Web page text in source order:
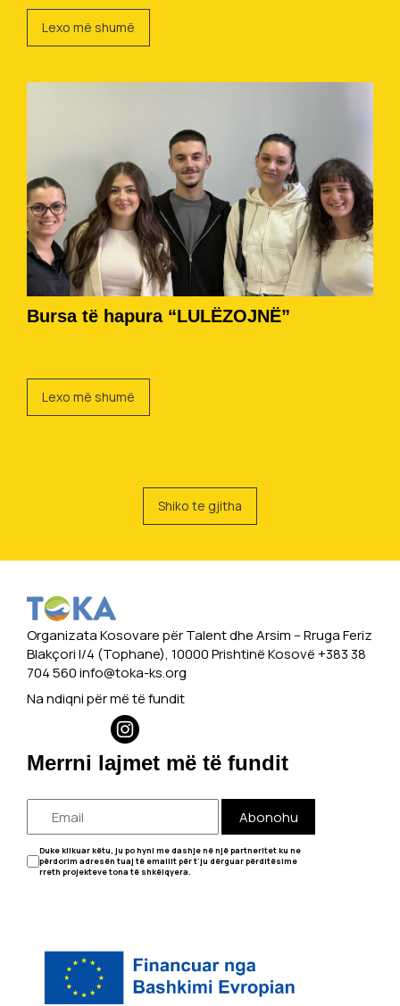
Lexo më shumë
Bursa të hapura “LULËZOJNË”
Lexo më shumë
Shiko te gjitha
Organizata Kosovare për Talent dhe Arsim -- Rruga Feriz
Blakçori I/4 (Tophane), 10000 Prishtinë Kosovë +383 38
704 560info@toka-ks.org
Na ndiqni për më të fundit
Merrni lajmet më të fundit
Abonohu
Duke klikuar këtu, ju po hyni me dashje në një partneritet ku ne
përdorim adresën tuaj të emailit për t'ju dërguar përditësime
rreth projekteve tona të shkëlqyera.